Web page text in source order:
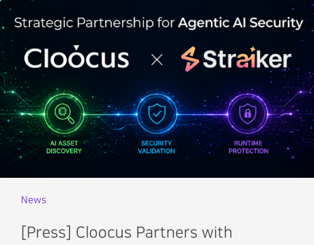
News
[Press] Cloocus Partners with